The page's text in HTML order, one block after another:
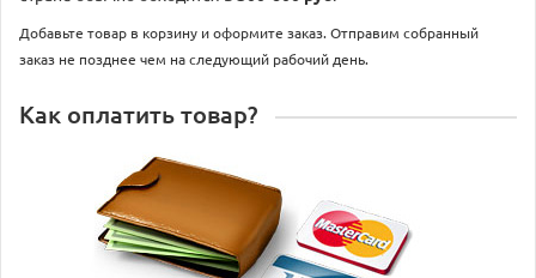
Добавьте товар в корзину и оформите заказ. Отправим собранный
заказ не позднее чем на следующий рабочий день.
Как оплатить товар?